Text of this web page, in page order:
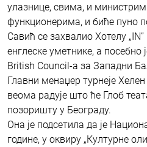
улазнице, свима, и
функционерима, и биће пуно
Савић се захвалио Хотелу „IN”
енглеске уметнике, а посебно
British Council-a за Западни
Главни менаџер турнеје
веома радује што ће Глоб
позоришту у Београду.
Онa је подсетила да је
године, у оквиру „Културне